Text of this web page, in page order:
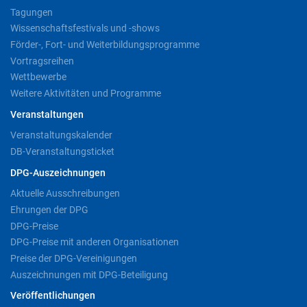
Tagungen
Wissenschaftsfestivals und -shows
Förder-, Fort- und Weiterbildungsprogramme
Vortragsreihen
Wettbewerbe
Weitere Aktivitäten und Programme
Veranstaltungen
Veranstaltungskalender
DB-Veranstaltungsticket
DPG-Auszeichnungen
Aktuelle Ausschreibungen
Ehrungen der DPG
DPG-Preise
DPG-Preise mit anderen Organisationen
Preise der DPG-Vereinigungen
Auszeichnungen mit DPG-Beteiligung
Veröffentlichungen